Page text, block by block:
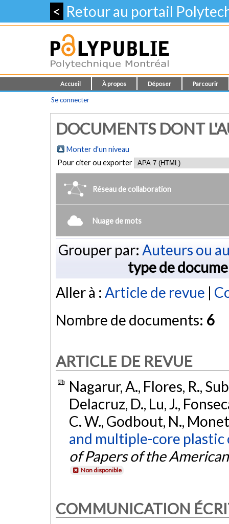
< Retour au portail
Accueil À propos Déposer Parcourir
Se connecter
DOCUMENTS DONT
Monter d'un niveau
Pour citer ou exporter
Réseau de collaboration
Nuage de mots
Grouper par: Auteurs ou
type de
Aller à : Article de revue |
Nombre de documents: 6
ARTICLE DE REVUE
Nagarur, A., Flores, R.,
Delacruz, D., Lu, J.,
C. W., Godbout, N.,
and multiple-core
of Papers of the
Non disponible
COMMUNICATION